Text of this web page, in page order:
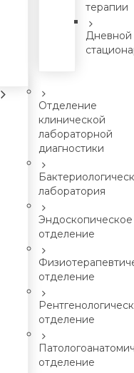
терапии
Дневной
Отделение
клинической
лабораторной
диагностики
лаборатория
Эндоскопическое
отделение
отделение
отделение
отделение